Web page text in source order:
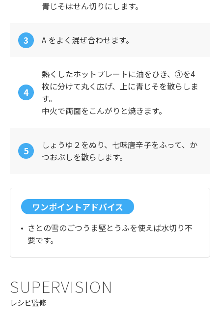
青じそはせん切りにします。
A をよく混ぜ合わせます。
熱くしたホットプレートに油をひき、③を4
枚に分けて丸く広げ、上に青じそを散らしま
す。
中火で両面をこんがりと焼きます。
しょうゆ２をぬり、七味唐辛子をふって、か
つおぶしを散らします。
ワンポイントアドバイス
さとの雪のごつうま堅とうふを使えば水切り不
要です。
SUPERVISION
レシピ監修